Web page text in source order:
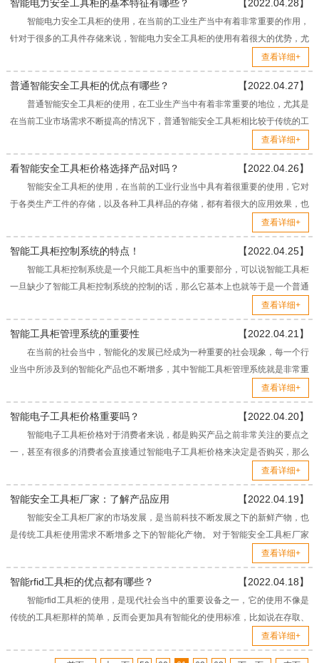
智能电力安全工具柜的基本特征有哪些？ 【2022.04.28】
智能电力安全工具柜的使用，在当前的工业生产当中有着非常重要的作用，
针对于很多的工具件存储来说，智能电力安全工具柜的使用有着很大的优势，尤
其是对于一些存储工件的环境温湿度来说，使用智能电力安全工具柜...查看详细+
普通智能安全工具柜的优点有哪些？ 【2022.04.27】
普通智能安全工具柜的使用，在工业生产当中有着非常重要的地位，尤其是
在当前工业市场需求不断提高的情况下，普通智能安全工具柜相比较于传统的工
查看详细+
看智能安全工具柜价格选择产品对吗？ 【2022.04.26】
智能安全工具柜的使用，在当前的工业行业当中具有着很重要的使用，它对
于各类生产工件的存储，以及各种工具样品的存储，都有着很大的应用效果，也
正是在这样的情况之下，市场当中对于智能安全工具柜的关注度越来...查看详细+
智能工具柜控制系统的特点！ 【2022.04.25】
智能工具柜控制系统是一个只能工具柜当中的重要部分，可以说智能工具柜
一旦缺少了智能工具柜控制系统的控制的话，那么它基本上也就等于是一个普通
的工具柜产品，所以智能工具柜控制系统所承担的作用是格外重要的...查看详细+
智能工具柜管理系统的重要性 【2022.04.21】
在当前的社会当中，智能化的发展已经成为一种重要的社会现象，每一个行
业当中所涉及到的智能化产品也不断增多，其中智能工具柜管理系统就是非常重
查看详细+
智能电子工具柜价格重要吗？ 【2022.04.20】
智能电子工具柜价格对于消费者来说，都是购买产品之前非常关注的要点之
一，甚至有很多的消费者会直接通过智能电子工具柜价格来决定是否购买，那么
查看详细+
智能安全工具柜厂家：了解产品应用 【2022.04.19】
智能安全工具柜厂家的市场发展，是当前科技不断发展之下的新鲜产物，也
是传统工具柜使用需求不断增多之下的智能化产物。 对于智能安全工具柜厂家
查看详细+
智能rfid工具柜的优点都有哪些？ 【2022.04.18】
智能rfid工具柜的使用，是现代社会当中的重要设备之一，它的使用不像是
传统的工具柜那样的简单，反而会更加具有智能化的使用标准，比如说在存取、
查看详细+